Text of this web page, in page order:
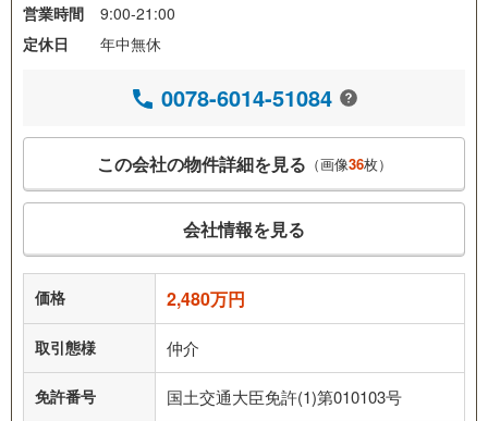
営業時間
9:00-21:00
定休日
年中無休
0078-6014-51084
この会社の物件詳細を見る （画像36枚）
会社情報を見る
価格 2,480万円
取引態様 仲介
免許番号 国土交通大臣免許(1)第010103号